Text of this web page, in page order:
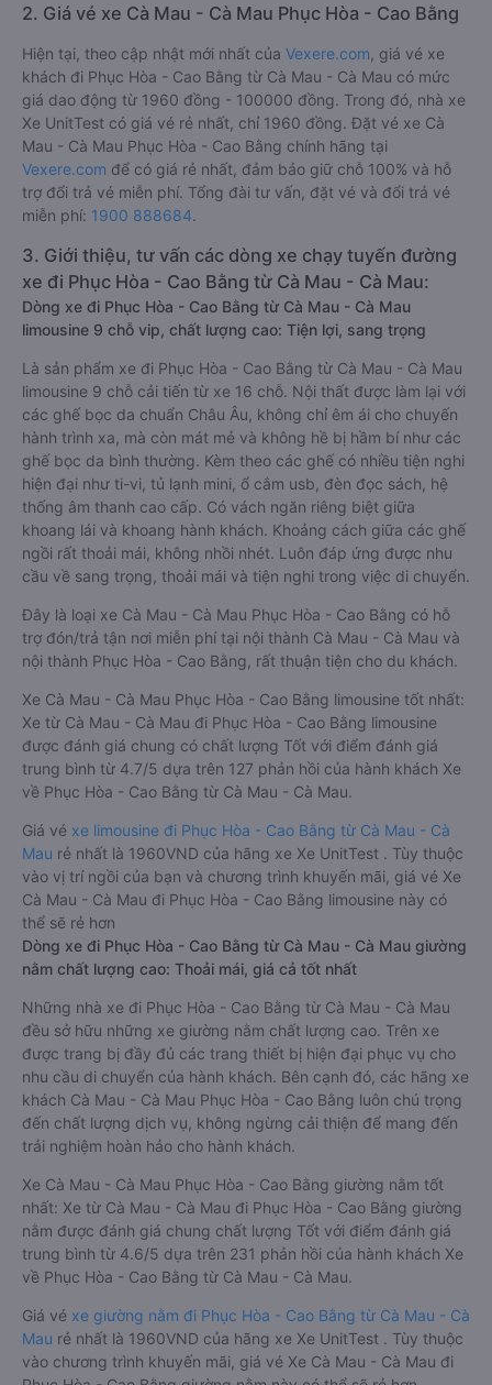
2. Giá vé xe Cà Mau - Cà Mau Phục Hòa - Cao Bằng
Hiện tại, theo cập nhật mới nhất của Vexere.com , giá vé xe
khách đi Phục Hòa - Cao Bằng từ Cà Mau - Cà Mau có mức
giá dao động từ 1960 đồng - 100000 đồng. Trong đó, nhà xe
Xe UnitTest có giá vé rẻ nhất, chỉ 1960 đồng. Đặt vé xe Cà
Mau - Cà Mau Phục Hòa - Cao Bằng chính hãng tại
Vexere.com để có giá rẻ nhất, đảm bảo giữ chỗ 100% và hỗ
trợ đổi trả vé miễn phí. Tổng đài tư vấn, đặt vé và đổi trả vé
miễn phí: 1900 888684.
3. Giới thiệu, tư vấn các dòng xe chạy tuyến đường
xe đi Phục Hòa - Cao Bằng từ Cà Mau - Cà Mau:
Dòng xe đi Phục Hòa - Cao Bằng từ Cà Mau - Cà Mau
limousine 9 chỗ vip, chất lượng cao: Tiện lợi, sang trọng
Là sản phẩm xe đi Phục Hòa - Cao Bằng từ Cà Mau - Cà Mau
limousine 9 chỗ cải tiến từ xe 16 chỗ. Nội thất được làm lại với
các ghế bọc da chuẩn Châu Âu, không chỉ êm ái cho chuyến
hành trình xa, mà còn mát mẻ và không hề bị hầm bí như các
ghế bọc da bình thường. Kèm theo các ghế có nhiều tiện nghi
hiện đại như ti-vi, tủ lạnh mini, ổ cắm usb, đèn đọc sách, hệ
thống âm thanh cao cấp. Có vách ngăn riêng biệt giữa
khoang lái và khoang hành khách. Khoảng cách giữa các ghế
ngồi rất thoải mái, không nhồi nhét. Luôn đáp ứng được nhu
cầu về sang trọng, thoải mái và tiện nghi trong việc di chuyển.
Đây là loại xe Cà Mau - Cà Mau Phục Hòa - Cao Bằng có hỗ
trợ đón/trả tận nơi miễn phí tại nội thành Cà Mau - Cà Mau và
nội thành Phục Hòa - Cao Bằng, rất thuận tiện cho du khách.
Xe Cà Mau - Cà Mau Phục Hòa - Cao Bằng limousine tốt nhất:
Xe từ Cà Mau - Cà Mau đi Phục Hòa - Cao Bằng limousine
được đánh giá chung có chất lượng Tốt với điểm đánh giá
trung bình từ 4.7/5 dựa trên 127 phản hồi của hành khách Xe
về Phục Hòa - Cao Bằng từ Cà Mau - Cà Mau.
Giá vé xe limousine đi Phục Hòa - Cao Bằng từ Cà Mau - Cà
Mau rẻ nhất là 1960VND của hãng xe Xe UnitTest . Tùy thuộc
vào vị trí ngồi của bạn và chương trình khuyến mãi, giá vé Xe
Cà Mau - Cà Mau đi Phục Hòa - Cao Bằng limousine này có
thể sẽ rẻ hơn
Dòng xe đi Phục Hòa - Cao Bằng từ Cà Mau - Cà Mau giường
nằm chất lượng cao: Thoải mái, giá cả tốt nhất
Những nhà xe đi Phục Hòa - Cao Bằng từ Cà Mau - Cà Mau
đều sở hữu những xe giường nằm chất lượng cao. Trên xe
được trang bị đầy đủ các trang thiết bị hiện đại phục vụ cho
nhu cầu di chuyển của hành khách. Bên cạnh đó, các hãng xe
khách Cà Mau - Cà Mau Phục Hòa - Cao Bằng luôn chú trọng
đến chất lượng dịch vụ, không ngừng cải thiện để mang đến
trải nghiệm hoàn hảo cho hành khách.
Xe Cà Mau - Cà Mau Phục Hòa - Cao Bằng giường nằm tốt
nhất: Xe từ Cà Mau - Cà Mau đi Phục Hòa - Cao Bằng giường
nằm được đánh giá chung chất lượng Tốt với điểm đánh giá
trung bình từ 4.6/5 dựa trên 231 phản hồi của hành khách Xe
về Phục Hòa - Cao Bằng từ Cà Mau - Cà Mau.
Giá vé xe giường nằm đi Phục Hòa - Cao Bằng từ Cà Mau - Cà
Mau rẻ nhất là 1960VND của hãng xe Xe UnitTest . Tùy thuộc
vào chương trình khuyến mãi, giá vé Xe Cà Mau - Cà Mau đi